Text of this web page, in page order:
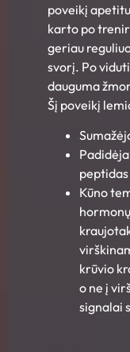
poveikį
karto po
geriau
svorį. Po
dauguma
Šį poveikį
peptidas
Kūno
krūvio
o ne į
signalai